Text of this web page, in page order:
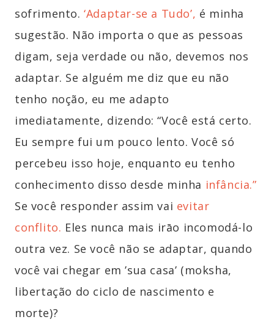
sofrimento.‘Adaptar-se a Tudo’, é minha
sugestão. Não importa o que as pessoas
digam, seja verdade ou não, devemos nos
adaptar. Se alguém me diz que eu não
tenho noção, eu me adapto
imediatamente, dizendo: “Você está certo.
Eu sempre fui um pouco lento. Você só
percebeu isso hoje, enquanto eu tenho
conhecimento disso desde minha infância.”
Se você responder assim vai evitar
conflito. Eles nunca mais irāo incomodá-lo
outra vez. Se você não se adaptar, quando
você vai chegar em ’sua casa’ (moksha,
libertação do ciclo de nascimento e
morte)?